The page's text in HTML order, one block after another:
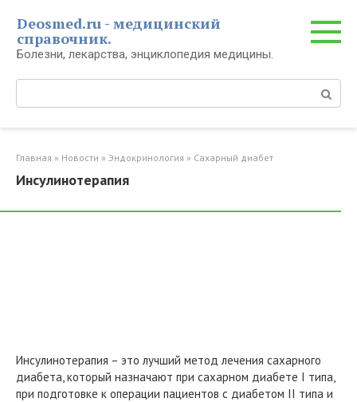
контенту
Deosmed.ru - медицинский
справочник.
Болезни, лекарства, энциклопедия медицины.
Главная » Новости » Эндокринология » Сахарный диабет
Инсулинотерапия
Инсулинотерапия – это лучший метод лечения сахарного
диабета, который назначают при сахарном диабете І типа,
при подготовке к операции пациентов с диабетом ІІ типа и